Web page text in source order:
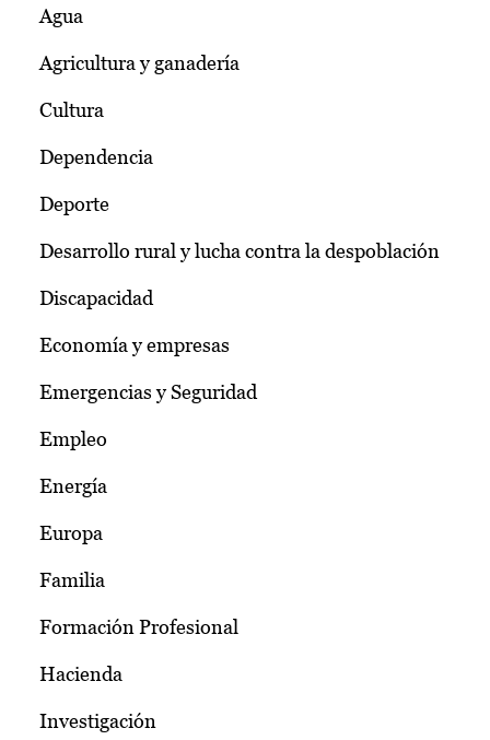
Agua
Agricultura y ganadería
Cultura
Dependencia
Deporte
Desarrollo rural y lucha contra la despoblación
Discapacidad
Economía y empresas
Emergencias y Seguridad
Empleo
Energía
Europa
Familia
Formación Profesional
Hacienda
Investigación